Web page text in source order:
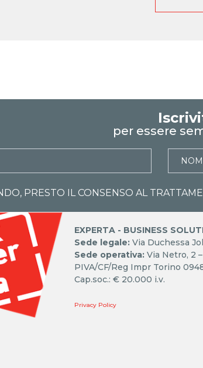
per essere
PRESTO IL CONSENSO AL
EXPERTA - BUSINESS
Sede legale: Via Duchessa
Sede operativa: Via Netro, 2
PIVA/CF/Reg Impr Torino
Cap.soc.: € 20.000 i.v.
Privacy Policy